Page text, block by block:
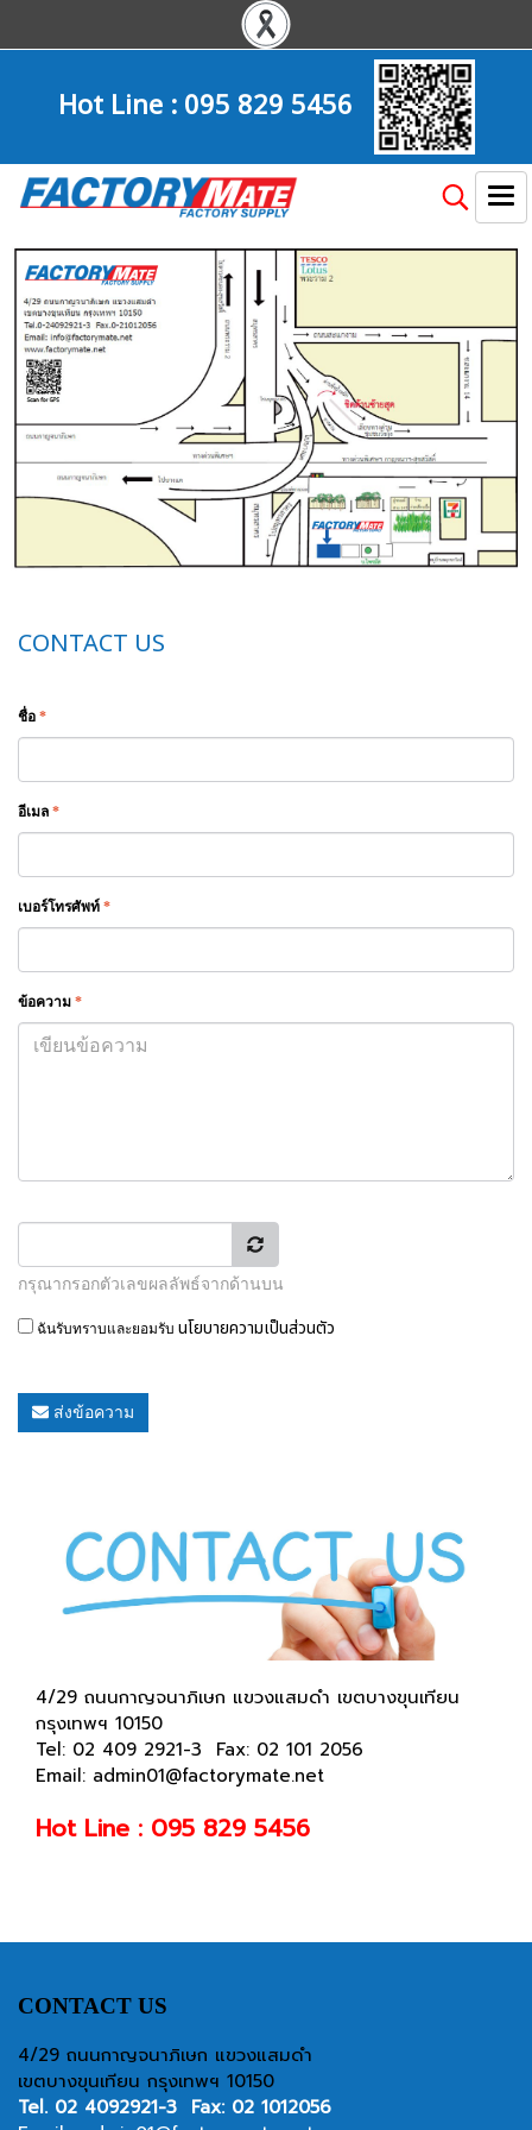
Hot Line :095 829 5456
CONTACT US
ชื่อ *
อีเมล *
เบอร์โทรศัพท์ *
ข้อความ *
กรุณากรอกตัวเลขผลลัพธ์จากด้านบน
ฉันรับทราบและยอมรับ นโยบายความเป็นส่วนตัว
ส่งข้อความ
4/29 ถนนกาญจนาภิเษก แขวงแสมดำ เขตบางขุนเทียน
กรุงเทพฯ 10150
Tel: 02 409 2921-3 Fax: 02 101 2056
Email: admin01@factorymate.net
Hot Line : 095 829 5456
CONTACT US
4/29 ถนนกาญจนาภิเษก แขวงแสมดำ
เขตบางขุนเทียน กรุงเทพฯ 10150
Tel. 02 4092921-3 Fax: 02 1012056